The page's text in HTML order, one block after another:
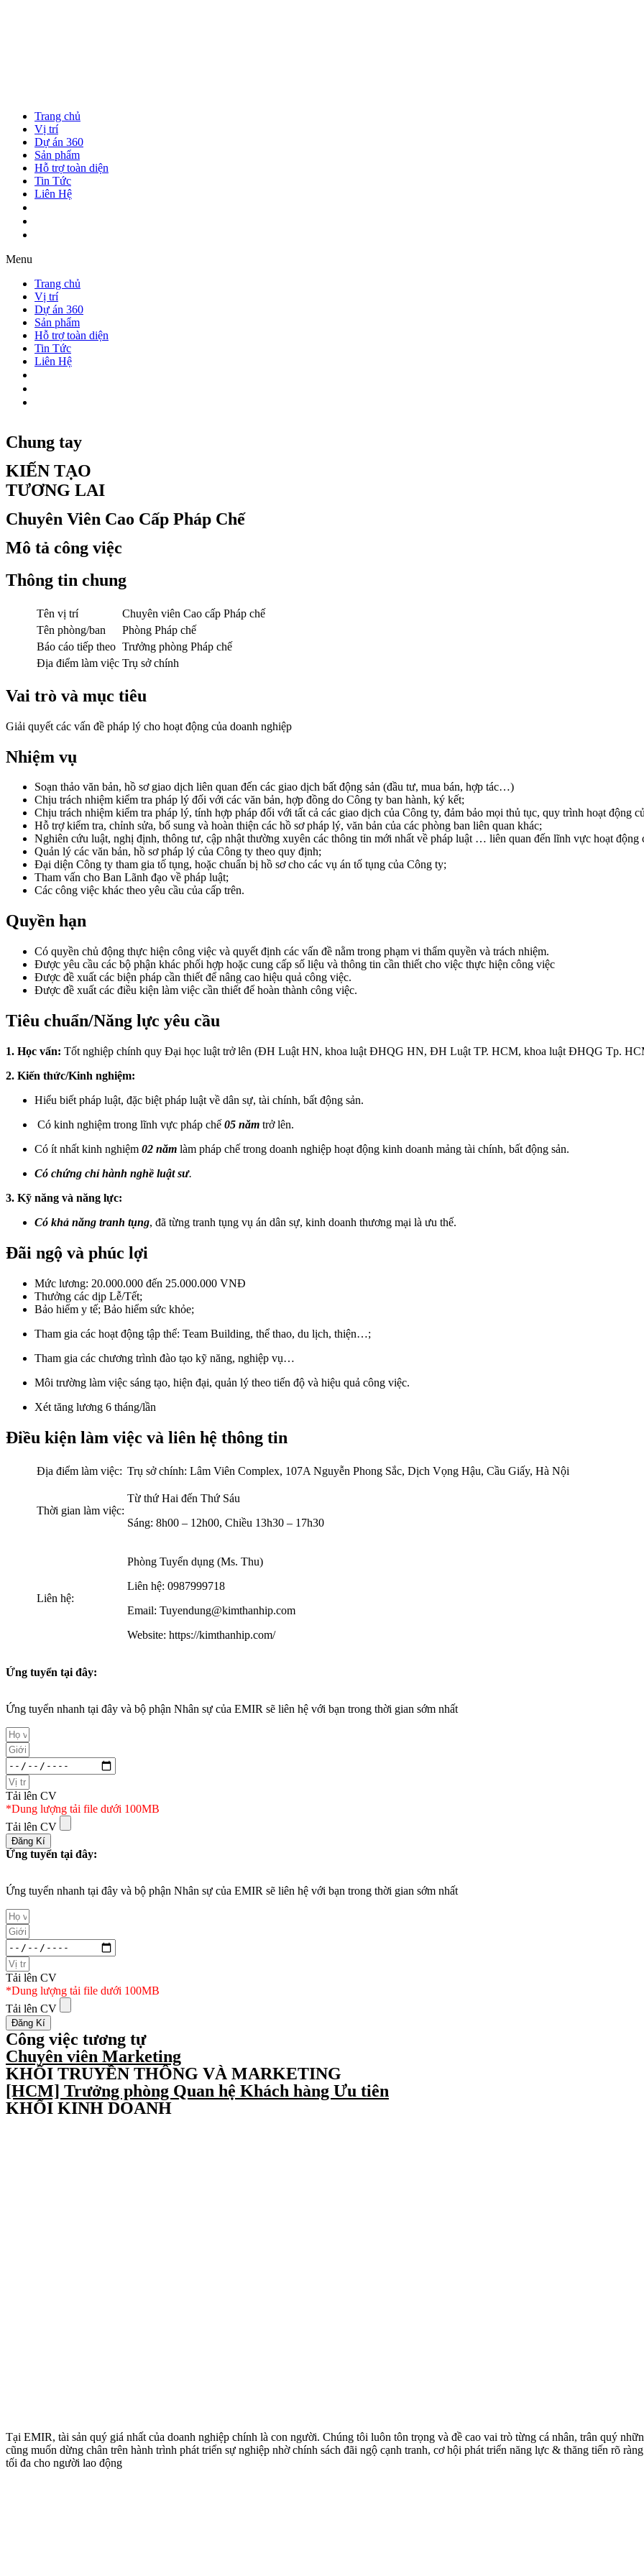
Trang chủ
Vị trí
Dự án 360
Sản phẩm
Hỗ trợ toàn diện
Tin Tức
Liên Hệ
Menu
Trang chủ
Vị trí
Dự án 360
Sản phẩm
Hỗ trợ toàn diện
Tin Tức
Liên Hệ
Chung tay
KIẾN TẠO
TƯƠNG LAI
Chuyên Viên Cao Cấp Pháp Chế
Mô tả công việc
Thông tin chung
Tên vị trí
Chuyên viên Cao cấp Pháp chế
Tên phòng/ban
Phòng Pháp chế
Báo cáo tiếp theo Trưởng phòng Pháp chế
Địa điểm làm việc Trụ sở chính
Vai trò và mục tiêu
Giải quyết các vấn đề pháp lý cho hoạt động của doanh nghiệp
Nhiệm vụ
Soạn thảo văn bản, hồ sơ giao dịch liên quan đến các giao dịch bất động sản (đầu tư, mua bán, hợp tác…)
Chịu trách nhiệm kiểm tra pháp lý đối với các văn bản, hợp đồng do Công ty ban hành, ký kết;
Chịu trách nhiệm kiểm tra pháp lý, tính hợp pháp đối với tất cả các giao dịch của Công ty, đảm bảo mọi thủ tục, quy trình hoạt động
Hỗ trợ kiểm tra, chỉnh sửa, bổ sung và hoàn thiện các hồ sơ pháp lý, văn bản của các phòng ban liên quan khác;
Nghiên cứu luật, nghị định, thông tư, cập nhật thường xuyên các thông tin mới nhất về pháp luật … liên quan đến lĩnh vực hoạt động
Quản lý các văn bản, hồ sơ pháp lý của Công ty theo quy định;
Đại diện Công ty tham gia tố tụng, hoặc chuẩn bị hồ sơ cho các vụ án tố tụng của Công ty;
Tham vấn cho Ban Lãnh đạo về pháp luật;
Các công việc khác theo yêu cầu của cấp trên.
Quyền hạn
Có quyền chủ động thực hiện công việc và quyết định các vấn đề nằm trong phạm vi thẩm quyền và trách nhiệm.
Được yêu cầu các bộ phận khác phối hợp hoặc cung cấp số liệu và thông tin cần thiết cho việc thực hiện công việc
Được đề xuất các biện pháp cần thiết để nâng cao hiệu quả công việc.
Được đề xuất các điều kiện làm việc cần thiết để hoàn thành công việc.
Tiêu chuẩn/Năng lực yêu cầu
1. Học vấn: Tốt nghiệp chính quy Đại học luật trở lên (ĐH Luật HN, khoa luật ĐHQG HN, ĐH Luật TP. HCM, khoa luật ĐHQG Tp.
2. Kiến thức/Kinh nghiệm:
Hiểu biết pháp luật, đặc biệt pháp luật về dân sự, tài chính, bất động sản.
Có kinh nghiệm trong lĩnh vực pháp chế 05 năm trở lên.
Có ít nhất kinh nghiệm 02 năm làm pháp chế trong doanh nghiệp hoạt động kinh doanh mảng tài chính, bất động sản.
Có chứng chỉ hành nghề luật sư.
3. Kỹ năng và năng lực:
Có khả năng tranh tụng, đã từng tranh tụng vụ án dân sự, kinh doanh thương mại là ưu thế.
Đãi ngộ và phúc lợi
Mức lương: 20.000.000 đến 25.000.000 VNĐ
Thưởng các dịp Lễ/Tết;
Bảo hiểm y tế; Bảo hiểm sức khỏe;
Tham gia các hoạt động tập thể: Team Building, thể thao, du lịch, thiện…;
Tham gia các chương trình đào tạo kỹ năng, nghiệp vụ…
Môi trường làm việc sáng tạo, hiện đại, quản lý theo tiến độ và hiệu quả công việc.
Xét tăng lương 6 tháng/lần
Điều kiện làm việc và liên hệ thông tin
Địa điểm làm việc: Trụ sở chính: Lâm Viên Complex, 107A Nguyễn Phong Sắc, Dịch Vọng Hậu, Cầu Giấy, Hà Nội
Thời gian làm việc:
Từ thứ Hai đến Thứ Sáu
Sáng: 8h00 – 12h00, Chiều 13h30 – 17h30
Liên hệ:
Phòng Tuyển dụng (Ms. Thu)
Liên hệ: 0987999718
Email: Tuyendung@kimthanhip.com
Website: https://kimthanhip.com/
Ứng tuyển tại đây:
Ứng tuyển nhanh tại đây và bộ phận Nhân sự của EMIR sẽ liên hệ với bạn trong thời gian sớm nhất
Tải lên CV
*Dung lượng tải file dưới 100MB
Tải lên CV
Đăng Kí
Ứng tuyển tại đây:
Ứng tuyển nhanh tại đây và bộ phận Nhân sự của EMIR sẽ liên hệ với bạn trong thời gian sớm nhất
Tải lên CV
*Dung lượng tải file dưới 100MB
Tải lên CV
Đăng Kí
Công việc tương tự
Chuyên viên Marketing
KHỐI TRUYỀN THÔNG VÀ MARKETING
[HCM] Trưởng phòng Quan hệ Khách hàng Ưu tiên
KHỐI KINH DOANH
Tại EMIR, tài sản quý giá nhất của doanh nghiệp chính là con người. Chúng tôi luôn tôn trọng và đề cao vai trò từng cá nhân, trân quý
cũng muốn dừng chân trên hành trình phát triển sự nghiệp nhờ chính sách đãi ngộ cạnh tranh, cơ hội phát triển năng lực & thăng tiến rõ
tối đa cho người lao động